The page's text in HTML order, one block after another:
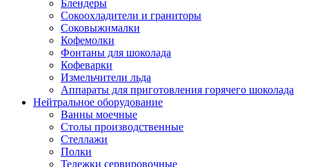
Блендеры
Сокоохладители и граниторы
Соковыжималки
Кофемолки
Фонтаны для шоколада
Кофеварки
Измельчители льда
Аппараты для приготовления горячего шоколада
Нейтральное оборудование
Ванны моечные
Столы производственные
Стеллажи
Полки
Тележки сервировочные